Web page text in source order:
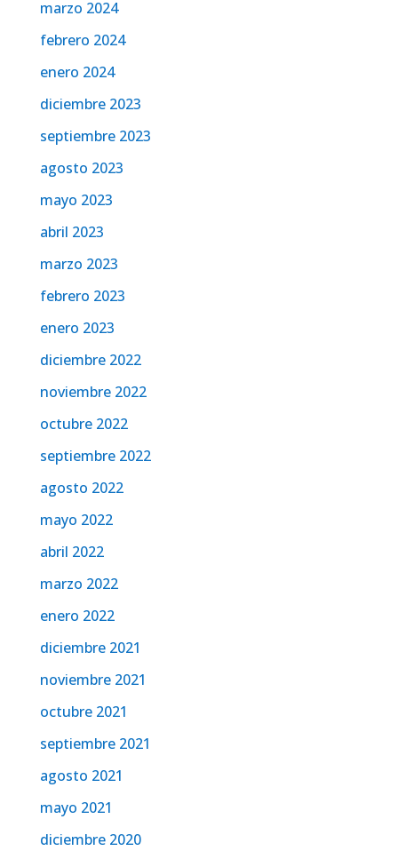
marzo 2024
febrero 2024
enero 2024
diciembre 2023
septiembre 2023
agosto 2023
mayo 2023
abril 2023
marzo 2023
febrero 2023
enero 2023
diciembre 2022
noviembre 2022
octubre 2022
septiembre 2022
agosto 2022
mayo 2022
abril 2022
marzo 2022
enero 2022
diciembre 2021
noviembre 2021
octubre 2021
septiembre 2021
agosto 2021
mayo 2021
diciembre 2020